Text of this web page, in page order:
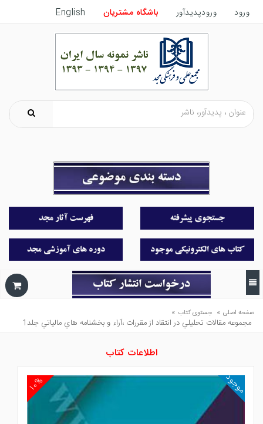
ورود ورودپدیدآور باشگاه مشتریان English
صفحه اصلی » جستوی کتاب »
مجموعه مقالات تحليلي در انتقاد از مقررات ،آراء و بخشنامه هاي مالياتي جلد1
اطلاعات کتاب
۱۰% موجود